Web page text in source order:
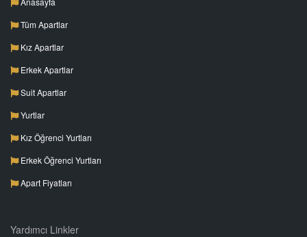
Tüm Apartlar
Kız Apartlar
Erkek Apartlar
Suit Apartlar
Yurtlar
Kız Öğrenci Yurtları
Erkek Öğrenci Yurtları
Apart Fiyatları
Yardımcı Linkler